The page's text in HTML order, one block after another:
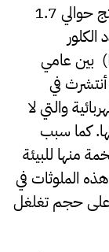
لقد ذكر الكاتب في المقالة بأن العالم قد انتج حوالي 1.7
(Polychlorinated Biphenyls, PCBs) بين عامي
أنتشرث في
والتي لا
كما سبب
منها للبيئة
الملوثات في
على حجم تغلغل